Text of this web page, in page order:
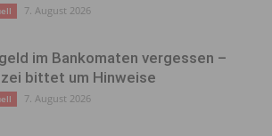
7. August 2026
im Bankomaten vergessen –
bittet um Hinweise
7. August 2026